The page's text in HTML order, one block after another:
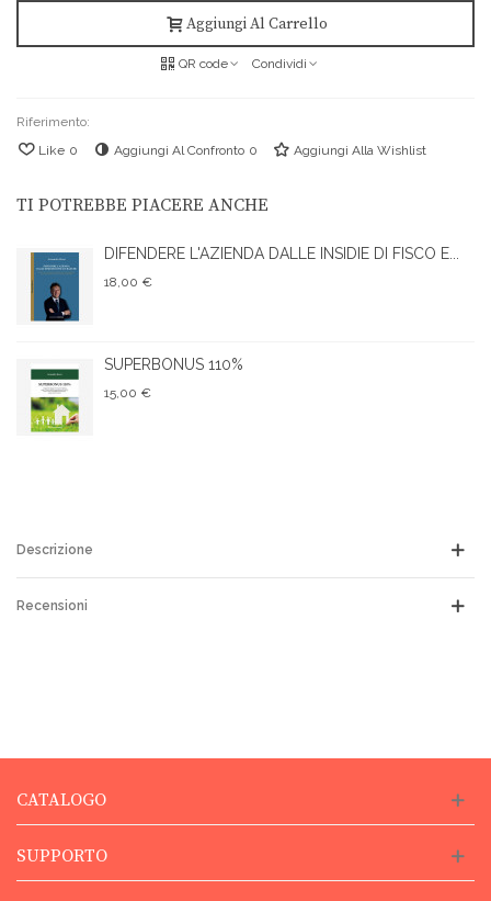
Aggiungi Al Carrello
QR code Condividi
Riferimento:
Like 0 Aggiungi Al Confronto 0 Aggiungi Alla Wishlist
TI POTREBBE PIACERE ANCHE
DIFENDERE L'AZIENDA DALLE INSIDIE DI FISCO E...
18,00 €
SUPERBONUS 110%
15,00 €
Descrizione
Recensioni
CATALOGO
SUPPORTO